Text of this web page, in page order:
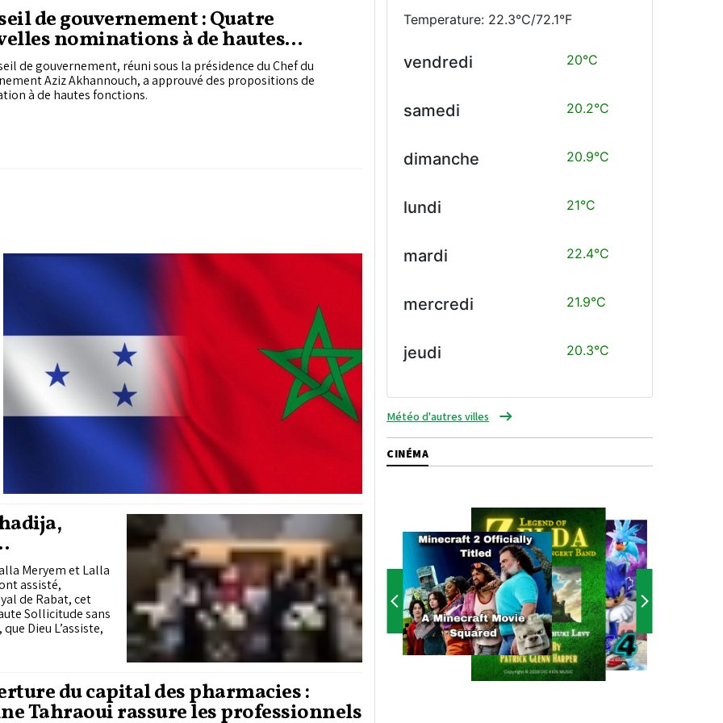
différents.
la conférence,
ni la
chaque réforme
en
cherchent à
de gouvernement : Quatre
nominations à de hautes
de gouvernement, réuni sous la présidence du Chef du
Aziz Akhannouch, a approuvé des propositions de
à de hautes fonctions.
Macron,
du
Meryem et Lalla
assisté,
de Rabat, cet
Sollicitude sans
Dieu L’assiste,
du capital des pharmacies :
Tahraoui rassure les professionnels
Temperature: 22.3°C/72.1°F
vendredi 20°C
samedi 20.2°C
dimanche 20.9°C
lundi 21°C
mardi 22.4°C
mercredi 21.9°C
jeudi 20.3°C
Météo d'autres villes
CINÉMA